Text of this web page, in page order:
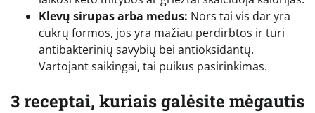
Klevų sirupas arba medus: Nors tai vis dar yra
cukrų formos, jos yra mažiau perdirbtos ir turi
antibakterinių savybių bei antioksidantų.
Vartojant saikingai, tai puikus pasirinkimas.
3 receptai, kuriais galėsite mėgautis